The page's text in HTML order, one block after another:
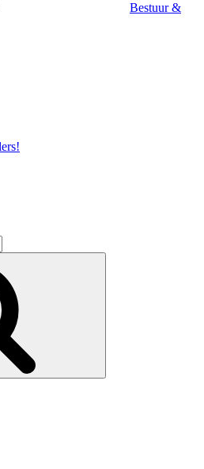
Bestuur &